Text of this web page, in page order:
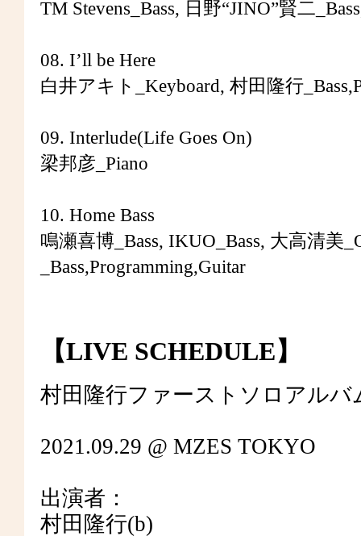
TM Stevens_Bass, 日野“JINO”賢二
08. I’ll be Here
白井アキト_Keyboard, 村田隆行
09. Interlude(Life Goes On)
梁邦彦_Piano
10. Home Bass
鳴瀬喜博_Bass, IKUO_Bass, 大高清美
_Bass,Programming,Guitar
【LIVE SCHEDULE】
村田隆行ファーストソロアル
2021.09.29 @ MZES TOKYO
出演者：
村田隆行(b)